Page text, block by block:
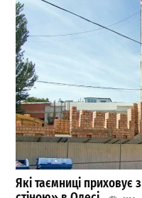
Які таємниці